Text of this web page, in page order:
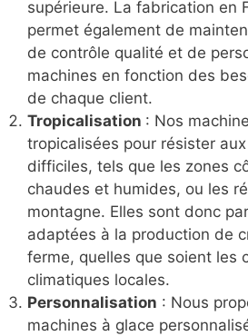
supérieure. La fabrication en
permet également de
de contrôle qualité et de
machines en fonction des
de chaque client.
Tropicalisation : Nos
tropicalisées pour résister
difficiles, tels que les zones
chaudes et humides, ou les
montagne. Elles sont donc
adaptées à la production de
ferme, quelles que soient les
climatiques locales.
Personnalisation : Nous
machines à glace